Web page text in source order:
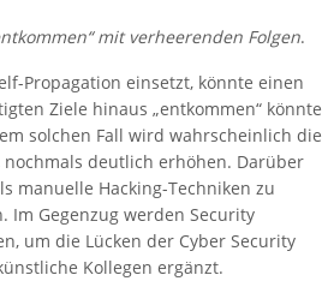
mit verheerenden Folgen.
Propagation einsetzt, könnte einen
Ziele hinaus „entkommen“ könnte
solchen Fall wird wahrscheinlich die
deutlich erhöhen. Darüber
manuelle Hacking-Techniken zu
Gegenzug werden Security
um die Lücken der Cyber Security
Kollegen ergänzt.